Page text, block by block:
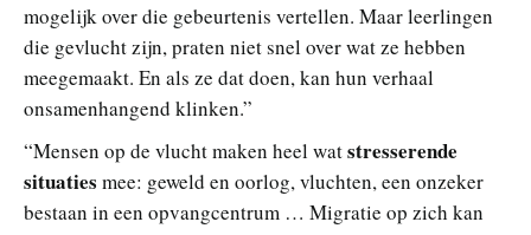
mogelijk over die gebeurtenis vertellen. Maar leerlingen
die gevlucht zijn, praten niet snel over wat ze hebben
meegemaakt. En als ze dat doen, kan hun verhaal
onsamenhangend klinken.”
“Mensen op de vlucht maken heel watstresserende
situaties mee: geweld en oorlog, vluchten, een onzeker
bestaan in een opvangcentrum … Migratie op zich kan